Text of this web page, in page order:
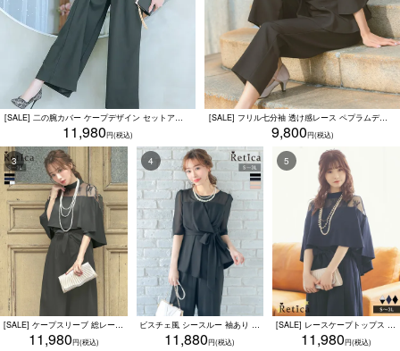
[SALE] 二の腕カバー ケープデザイン セットアップ ウエストリボン ワイドパンツ パーティードレス 結婚式 二次会 (Sサイズ～3Lサイズ)
11,980
[SALE] フリル七分袖 透け感レース ペプラムデザイン クール パンツドレス 結婚式 二次会(XSサイズ～4Lサイズ)
9,800
[SALE] ケープスリーブ 総レース切替 ワイドパンツセットアップドレス ウエストリボン 結婚式 二次会 (Sサイズ～3Lサイズ)
11,980
ビスチェ風 シースルー 袖あり ワイドパンツセットアップ パーティードレス 結婚式 二次会 (Sサイズ～3Lサイズ)
11,880
[SALE] レースケープトップス ワイドパンツ セットアップ ウエストリボン 二の腕カバー パーティードレス 結婚式 二次会(Sサイズ～3Lサイズ)
11,980